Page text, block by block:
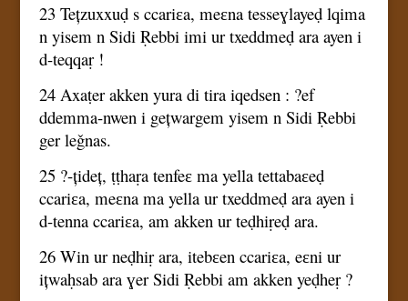
23 Tețzuxxuḍ s ccariɛa, meɛna tesseɣlayeḍ lqima
n yisem n Sidi Ṛebbi imi ur txeddmeḍ ara ayen i
d-teqqaṛ !
24 Axaṭer akken yura di tira iqedsen : ?ef
ddemma-nwen i gețwargem yisem n Sidi Ṛebbi
ger leǧnas.
25 ?-țideț, ṭṭhaṛa tenfeɛ ma yella tettabaɛeḍ
ccariɛa, meɛna ma yella ur txeddmeḍ ara ayen i
d-tenna ccariɛa, am akken ur teḍhiṛeḍ ara.
26 Win ur neḍhiṛ ara, itebɛen ccariɛa, eɛni ur
ițwaḥsab ara ɣer Sidi Ṛebbi am akken yeḍheṛ ?